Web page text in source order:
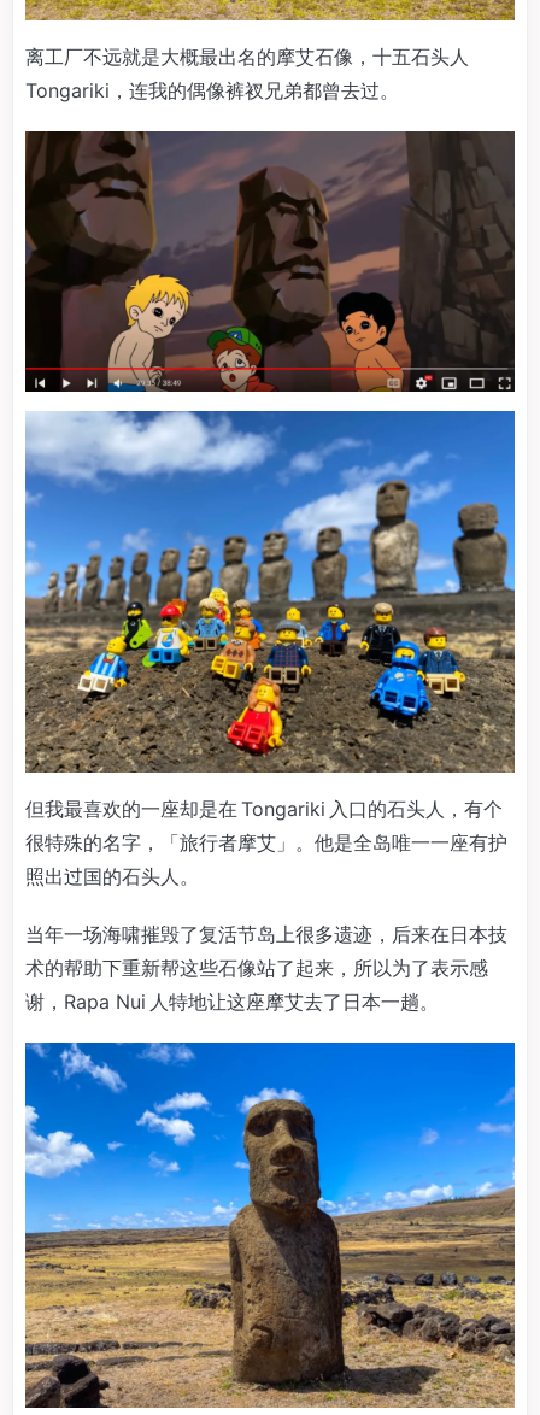
离工厂不远就是大概最出名的摩艾石像，十五石头人
Tongariki，连我的偶像裤衩兄弟都曾去过。
但我最喜欢的一座却是在 Tongariki 入口的石头人，有个
很特殊的名字，「旅行者摩艾」。他是全岛唯一一座有护
照出过国的石头人。
当年一场海啸摧毁了复活节岛上很多遗迹，后来在日本技
术的帮助下重新帮这些石像站了起来，所以为了表示感
谢，Rapa Nui 人特地让这座摩艾去了日本一趟。